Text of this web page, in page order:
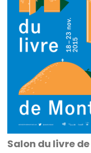
Salon du livre